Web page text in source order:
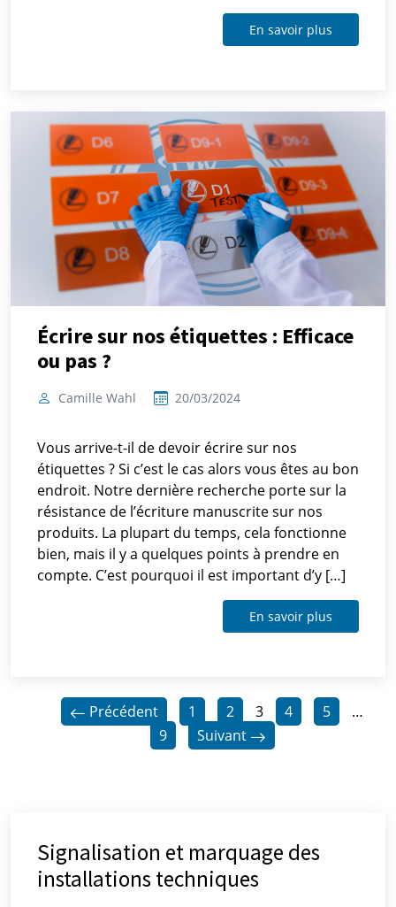
En savoir plus
Écrire sur nos étiquettes : Efficace
ou pas ?
Camille Wahl 20/03/2024
Vous arrive-t-il de devoir écrire sur nos
étiquettes ? Si c’est le cas alors vous êtes au bon
endroit. Notre dernière recherche porte sur la
résistance de l’écriture manuscrite sur nos
produits. La plupart du temps, cela fonctionne
bien, mais il y a quelques points à prendre en
compte. C’est pourquoi il est important d’y […]
En savoir plus
Précédent 1 2 3 4 5
…
9
Suivant
Signalisation et marquage des
installations techniques